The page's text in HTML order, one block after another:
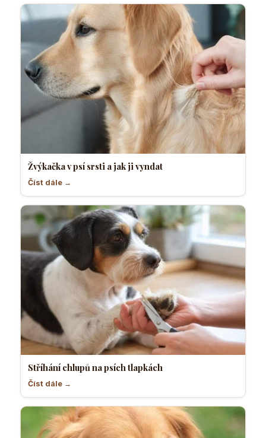
Žvýkačka v psí srsti a jak ji vyndat
Číst dále →
Stříhání chlupů na psích tlapkách
Číst dále →